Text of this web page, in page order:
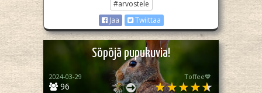
#arvostele
Jaa
Twiittaa
Söpöjä pupukuvia!
96
2024-03-29 Toffee💙